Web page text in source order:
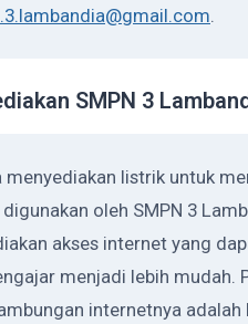
.
SMPN 3
menyediakan listrik untuk
oleh SMPN 3
akses internet yang
menjadi lebih mudah.
internetnya adalah